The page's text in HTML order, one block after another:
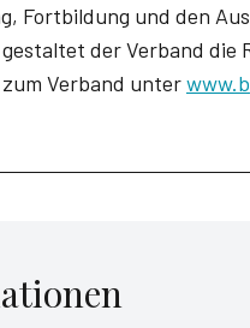
Fortbildung und den
der Verband die
Verband unter